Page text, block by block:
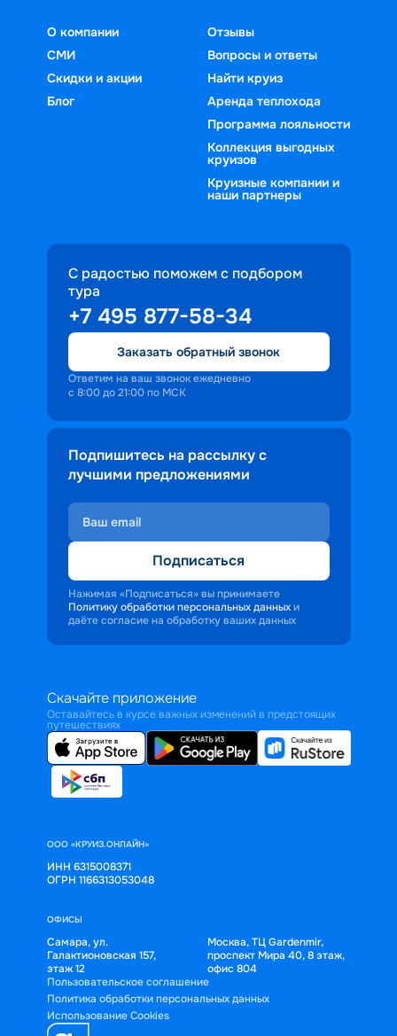
О компании
СМИ
Скидки и акции
Блог
Отзывы
Вопросы и ответы
Найти круиз
Аренда теплохода
Программа лояльности
Коллекция выгодных
круизов
Круизные компании и
наши партнеры
С радостью поможем с подбором
тура
+7 495 877-58-34
Заказать обратный звонок
Ответим на ваш звонок ежедневно
с 8:00 до 21:00 по МСК
Подпишитесь на рассылку с
лучшими предложениями
Подписаться
Нажимая «Подписаться» вы принимаете
Политику обработки персональных данных и
даёте согласие на обработку ваших данных
Скачайте приложение
Оставайтесь в курсе важных изменений в предстоящих
путешествиях
ООО «КРУИЗ.ОНЛАЙН»
ИНН 6315008371
ОГРН 1166313053048
ОФИСЫ
Самара, ул.
Галактионовская 157,
этаж 12
Москва, ТЦ Gardenmir,
проспект Мира 40, 8 этаж,
офис 804
Пользовательское соглашение
Политика обработки персональных данных
Использование Cookies